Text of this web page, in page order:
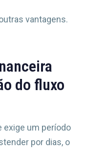
vantagens.
do fluxo
exige um período
por dias, o